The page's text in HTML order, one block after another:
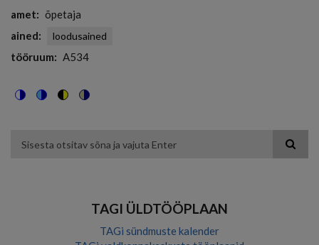
amet
õpetaja
ained
loodusained
tööruum A534
theme
TAGI ÜLDTÖÖPLAAN
TAGi sündmuste kalender